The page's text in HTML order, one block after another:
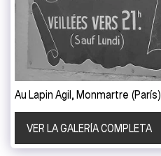
Au Lapin Agil, Monmartre (París)
VER LA GALERÍA COMPLETA